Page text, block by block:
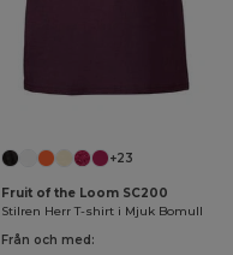
+23
Fruit of the Loom SC200
Stilren Herr T-shirt i Mjuk Bomull
Från och med: